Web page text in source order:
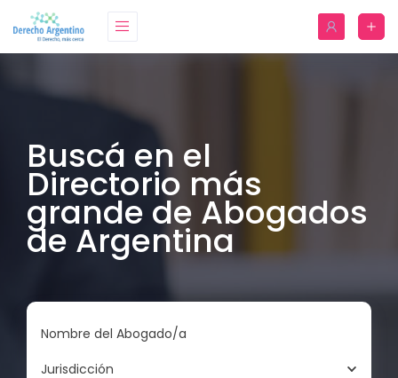
Buscá en el
Directorio más
grande de Abogados
de Argentina
Nombre del Abogado/a
Jurisdicción